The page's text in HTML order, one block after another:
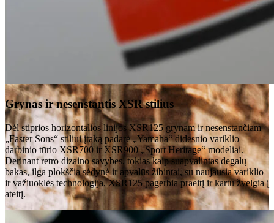
Grynas ir nesenstantis XSR stilius
Dėl stiprios horizontalios linijos XSR125 grynam ir nesenstančiam
„Faster Sons“ stiliui įtaką padarė „Yamaha“ didesnio variklio
darbinio tūrio XSR700 ir XSR900 „Sport Heritage“ modeliai.
Derinant retro dizaino savybes, tokias kaip suapvalintas degalų
bakas, ilga plokščia sėdynė ir apvalūs žibintai, su naujausia variklio
ir važiuoklės technologija, XSR125 pagerbia praeitį ir kartu žvelgia į
ateitį.